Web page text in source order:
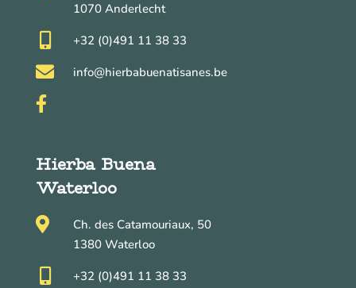
1070 Anderlecht
 +32 (0)491 11 38 33
 info@hierbabuenatisanes.be

Hierba Buena
Waterloo

Ch. des Catamouriaux, 50
1380 Waterloo
 +32 (0)491 11 38 33